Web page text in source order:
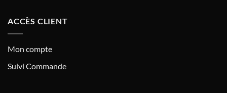
ACCÈS CLIENT
Mon compte
Suivi Commande